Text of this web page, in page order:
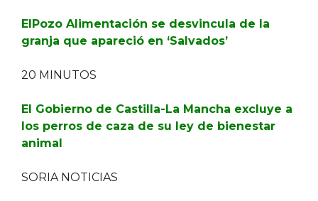
ElPozo Alimentación se desvincula de la
granja que apareció en ‘Salvados’
20 MINUTOS
El Gobierno de Castilla-La Mancha excluye a
los perros de caza de su ley de bienestar
animal
SORIA NOTICIAS